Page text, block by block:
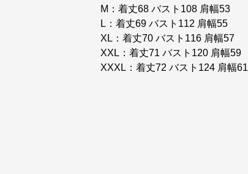
M：着丈68 バスト108 肩幅53
L：着丈69 バスト112 肩幅55
XL：着丈70 バスト116 肩幅57
XXL：着丈71 バスト120 肩幅59
XXXL：着丈72 バスト124 肩幅61